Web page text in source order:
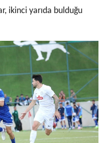
ikinci yarıda bulduğu